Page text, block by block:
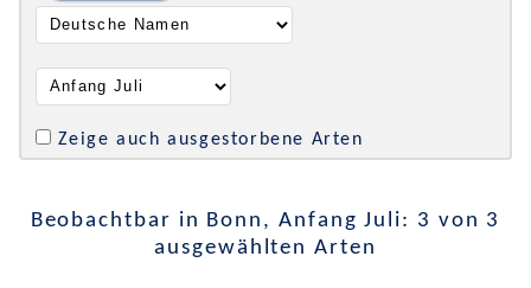
Zeige auch ausgestorbene Arten
Beobachtbar in Bonn, Anfang Juli: 3 von 3
ausgewählten Arten